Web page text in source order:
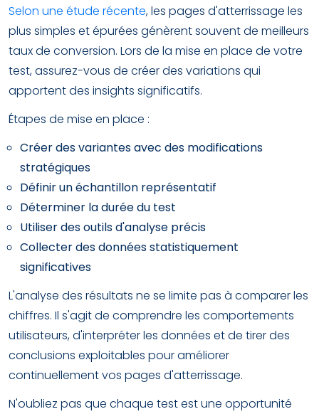
Selon une étude récente, les pages d'atterrissage les
plus simples et épurées génèrent souvent de meilleurs
taux de conversion. Lors de la mise en place de votre
test, assurez-vous de créer des variations qui
apportent des insights significatifs.
Étapes de mise en place :
Créer des variantes avec des modifications
stratégiques
Définir un échantillon représentatif
Déterminer la durée du test
Utiliser des outils d'analyse précis
Collecter des données statistiquement
significatives
L'analyse des résultats ne se limite pas à comparer les
chiffres. Il s'agit de comprendre les comportements
utilisateurs, d'interpréter les données et de tirer des
conclusions exploitables pour améliorer
continuellement vos pages d'atterrissage.
N'oubliez pas que chaque test est une opportunité